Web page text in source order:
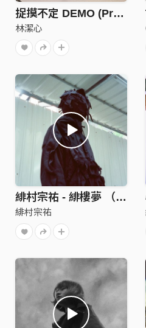
捉摸不定 DEMO (Prod.Allen Flex)
林潔心
緋村宗祐 - 緋樓夢 （Prod.By Watorest）
緋村宗祐